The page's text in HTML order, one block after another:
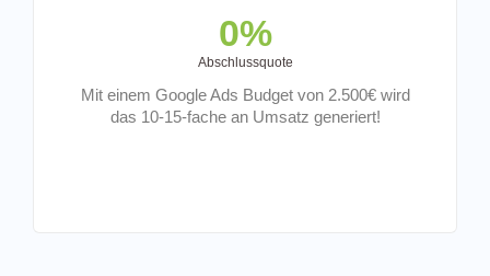
0%
Abschlussquote
Mit einem Google Ads Budget von 2.500€ wird
das 10-15-fache an Umsatz generiert!